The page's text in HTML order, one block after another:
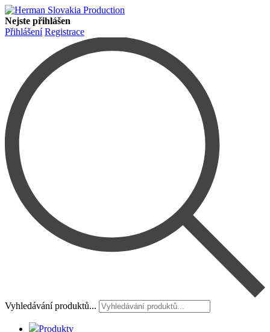
Nejste přihlášen
Přihlášení Registrace
Vyhledávání produktů...
Produkty